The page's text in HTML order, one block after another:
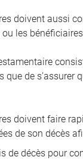
doivent aussi
ou les
de s’assurer
doivent faire
de son décès
de décès pour